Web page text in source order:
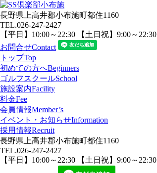
長野県上高井郡小布施町都住1160
TEL.026-247-2427
【平日】10:00～22:30 【土日祝】9:00～22:30
お問合せContact
トップTop
初めての方へBeginners
ゴルフスクールSchool
施設案内Facility
料金Fee
会員情報Member’s
イベント・お知らせInformation
採用情報Recruit
長野県上高井郡小布施町都住1160
TEL.026-247-2427
【平日】10:00～22:30 【土日祝】9:00～22:30